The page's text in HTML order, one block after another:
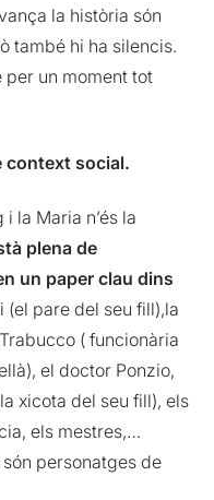
la història són
també hi ha silencis.
un moment tot
context social.
la Maria n’és la
plena de
un paper clau dins
(el pare del seu fill),la
( funcionària
el doctor Ponzio,
xicota del seu fill), els
els mestres,…
personatges de